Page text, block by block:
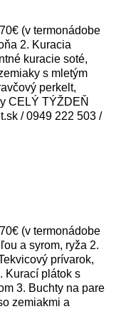
(v termonádobe
2. Kuracia
kuracie soté,
s mletým
perkelt,
CELÝ TÝŽDEŇ
/ 0949 222 503 /
(v termonádobe
a syrom, ryža 2.
prívarok,
Kurací plátok s
3. Buchty na pare
zemiakmi a